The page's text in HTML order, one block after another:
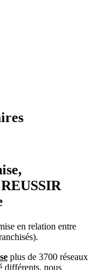
en relation entre
plus de 3700 réseaux
différents, nous